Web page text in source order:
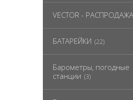
VECTOR - РАСПРОДАЖА
БАТАРЕЙКИ (22)
Барометры, погодные
станции (3)